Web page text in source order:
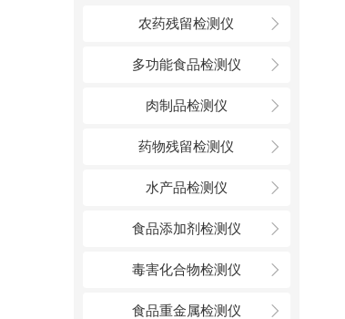
农药残留检测仪
多功能食品检测仪
肉制品检测仪
药物残留检测仪
水产品检测仪
食品添加剂检测仪
毒害化合物检测仪
食品重金属检测仪